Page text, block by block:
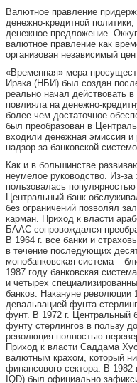
Валютное правление
денежно-кредитной
денежное предложение.
валютное правление как
организован независимый
«Временная» мера
Ирака (НБИ) был создан
реально начал действовать
повлияла на денежно-
более чем достаточное
был преобразован в
входили денежная эмиссия и
надзор за банковской
Как и в большинстве
неумелое руководство. Из-
пользовалась
Центральный банк
без ограничений позволял
карман. Приход к власти
БААС сопровождался
В 1964 г. все банки и
в течение последующих
монобанковская система –
1987 году банковская
и четырех
банков. Накануне революции
девальвацией фунта
фунт. В 1972 г. Центральный
фунту стерлингов в пользу
революция полностью
Приход к власти Саддама
валютным крахом, который
финансового сектора. В 1982
IQD) был официально